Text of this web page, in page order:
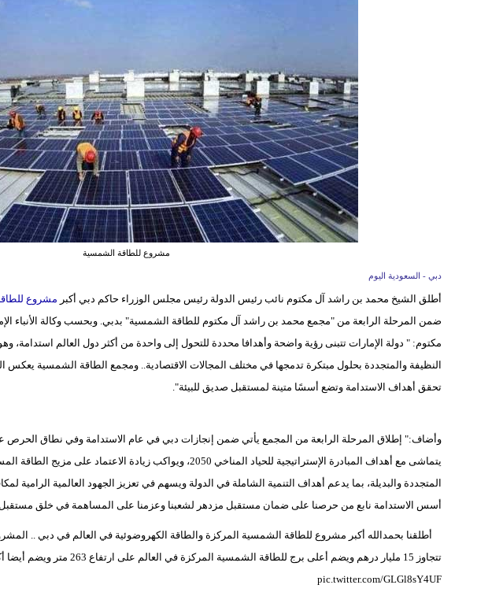
مشروع للطاقة الشمسية
دبي - السعودية اليوم
أطلق الشيخ محمد بن راشد آل مكتوم نائب رئيس الدولة رئيس مجلس الوزراء حاكم دبي أكبر مشروع
ضمن المرحلة الرابعة من "مجمع محمد بن راشد آل مكتوم للطاقة الشمسية" بدبي. وبحسب وكالة الأنباء
مكتوم: " دولة الإمارات تتبنى رؤية واضحة وأهدافا محددة للتحول إلى واحدة من أكثر دول العالم استدامة،
النظيفة والمتجددة بحلول مبتكرة تدمجها في مختلف المجالات الاقتصادية.. ومجمع الطاقة الشمسية يعكس
تحقق أهداف الاستدامة وتضع أسسًا متينة لمستقبل صديق للبيئة".
وأضاف:" إطلاق المرحلة الرابعة من المجمع يأتي ضمن إنجازات دبي في عام الاستدامة وفي نطاق الحرص
يتماشى مع أهداف المبادرة الإستراتيجية للحياد المناخي 2050، ويواكب
المتجددة والبديلة، بما يدعم أهداف التنمية الشاملة في الدولة ويسهم في تعزيز الجهود العالمية الرامية
أسس الاستدامة نابع من حرصنا على ضمان مستقبل مزدهر لشعبنا وعزمنا على المساهمة في خلق
تتجاوز 15 مليار درهم ويضم أعلى برج
pic.twitter.com/GLGl8sY4UF